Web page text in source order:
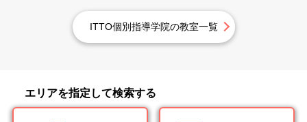
ITTO個別指導学院の教室一覧
エリアを指定して検索する